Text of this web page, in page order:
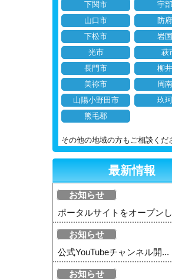
下関市
宇
山口市
防
下松市
岩
光市
萩
長門市
柳
美祢市
周
山陽小野田市
玖
熊毛郡
その他の地域の方もご相談くだ
最新情報
お知らせ
ポータルサイトをオープン
お知らせ
公式YouTubeチャンネル開...
お知らせ